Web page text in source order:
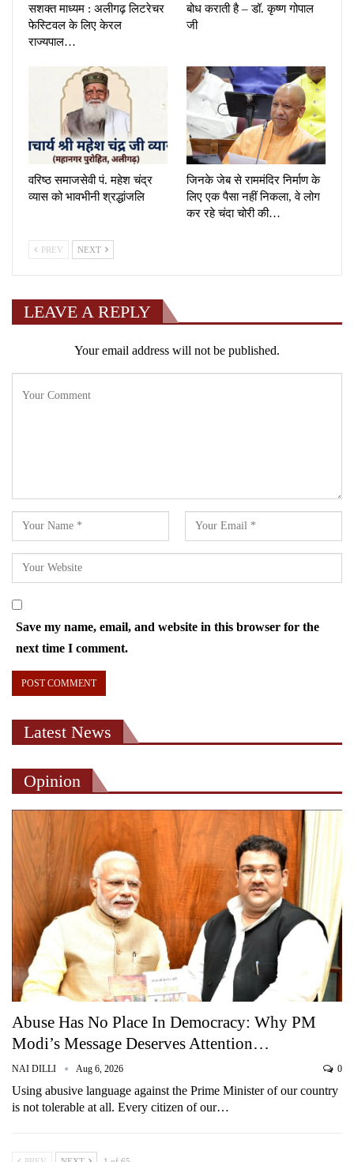
सशक्त माध्यम : अलीगढ़ लिटरेचर
फेस्टिवल के लिए केरल
राज्यपाल…
बोध कराती है – डॉ. कृष्ण गोपाल
जी
वरिष्ठ समाजसेवी पं. महेश चंद्र
व्यास को भावभीनी श्रद्धांजलि
जिनके जेब से राममंदिर निर्माण के
लिए एक पैसा नहीं निकला, वे लोग
कर रहे चंदा चोरी की…
PREV NEXT
LEAVE A REPLY
Your email address will not be published.
Save my name, email, and website in this browser for the
next time I comment.
Latest News
Opinion
Abuse Has No Place In Democracy: Why PM
Modi’s Message Deserves Attention…
NAI DILLI Aug 6, 2026 0
Using abusive language against the Prime Minister of our country
is not tolerable at all. Every citizen of our…